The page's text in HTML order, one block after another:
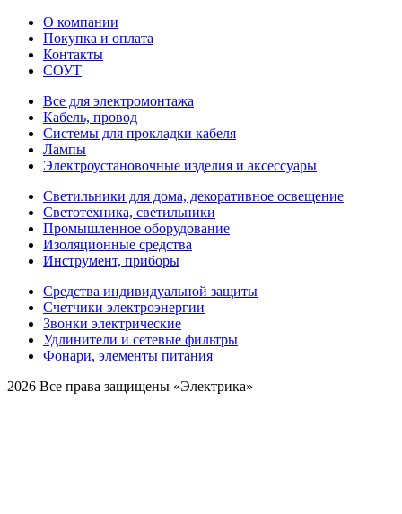
О компании
Покупка и оплата
Контакты
СОУТ
Все для электромонтажа
Кабель, провод
Системы для прокладки кабеля
Лампы
Электроустановочные изделия и аксессуары
Светильники для дома, декоративное освещение
Светотехника, светильники
Промышленное оборудование
Изоляционные средства
Инструмент, приборы
Средства индивидуальной защиты
Счетчики электроэнергии
Звонки электрические
Удлинители и сетевые фильтры
Фонари, элементы питания
2026 Все права защищены «Электрика»